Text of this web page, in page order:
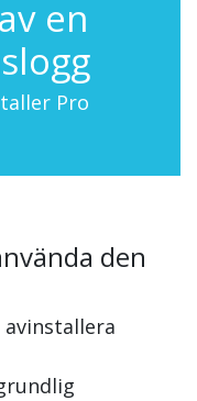
en
Pro
den